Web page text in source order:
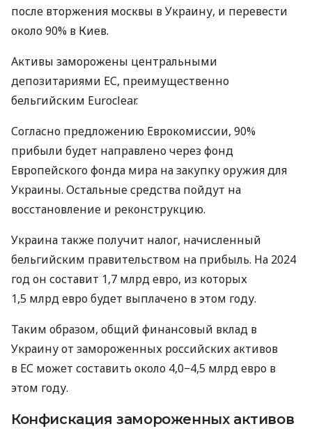
после вторжения москвы в Украину, и перевести
около 90% в Киев.
Активы заморожены центральными
депозитариями ЕС, преимущественно
бельгийским Euroclear.
Согласно предложению Еврокомиссии, 90%
прибыли будет направлено через фонд
Европейского фонда мира на закупку оружия для
Украины. Остальные средства пойдут на
восстановление и реконструкцию.
Украина также получит налог, начисленный
бельгийским правительством на прибыль. На 2024
год он составит 1,7 млрд евро, из которых
1,5 млрд евро будет выплачено в этом году.
Таким образом, общий финансовый вклад в
Украину от замороженных российских активов
в ЕС может составить около 4,0−4,5 млрд евро в
этом году.
Конфискация замороженных активов